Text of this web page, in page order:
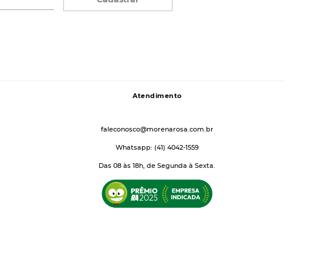
Atendimento
faleconosco@morenarosa.com.br
Whatsapp: (41) 4042-1559
Das 08 às 18h, de Segunda à Sexta.